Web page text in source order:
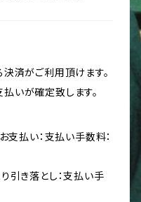
決済がご利用頂けます。
いが確定致します。
支払い：支払い手数料：
引き落とし：支払い手